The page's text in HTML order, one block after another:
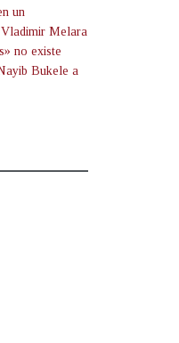
un
Vladimir Melara
no existe
Bukele a